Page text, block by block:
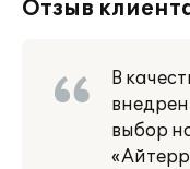
Отзыв
В
выбор